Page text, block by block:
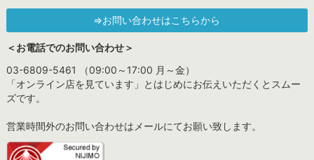
⇒お問い合わせはこちらから
＜お電話でのお問い合わせ＞
03-6809-5461 （09:00～17:00 月～金）
「オンライン店を見ています」とはじめにお伝えいただくとスムー
ズです。
営業時間外のお問い合わせはメールにてお願い致します。